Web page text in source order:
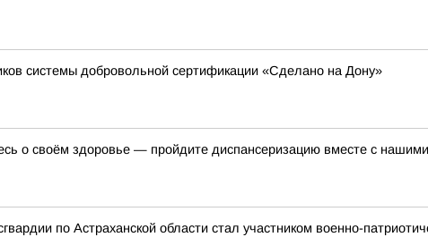
системы добровольной сертификации «Сделано на Дону»
о своём здоровье — пройдите диспансеризацию вместе с
по Астраханской области стал участником военно-